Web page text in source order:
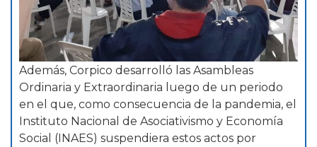
Además, Corpico desarrolló las Asambleas
Ordinaria y Extraordinaria luego de un periodo
en el que, como consecuencia de la pandemia, el
Instituto Nacional de Asociativismo y Economía
Social (INAES) suspendiera estos actos por